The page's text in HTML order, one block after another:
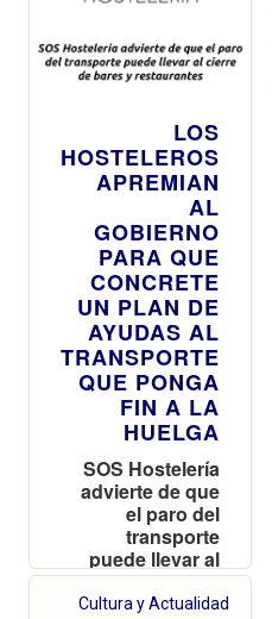
LOS
HOSTELEROS
APREMIAN
AL
GOBIERNO
PARA QUE
CONCRETE
UN PLAN DE
AYUDAS AL
TRANSPORTE
QUE PONGA
FIN A LA
HUELGA
SOS Hostelería
advierte de que
el paro del
transporte
puede llevar al
cierre de bares
y restaurantes
Cultura y Actualidad